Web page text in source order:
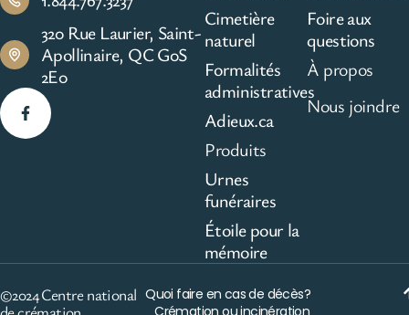
320 Rue Laurier, Saint-
Apollinaire, QC G0S
2E0
Cimetière
naturel
Formalités
administratives
Adieux.ca
Produits
Urnes
funéraires
Étoile pour la
mémoire
Foire aux
questions
À propos
Nous joindre
©2024 Centre national Quoi faire en cas de décès?
Crémation ou incinération